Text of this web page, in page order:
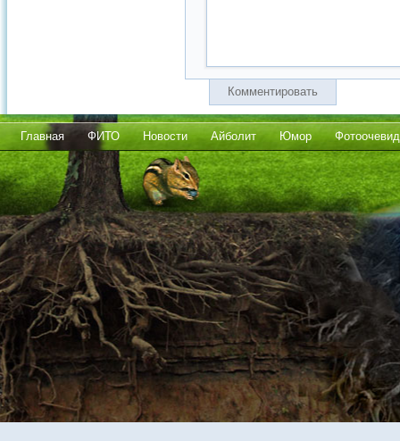
Комментировать
Главная ФИТО Новости Айболит Юмор